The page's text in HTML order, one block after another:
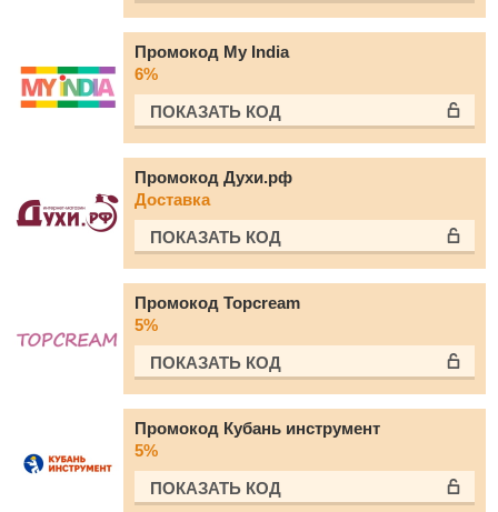
Промокод My India
6%
ПОКАЗАТЬ КОД
Промокод Духи.рф
Доставка
ПОКАЗАТЬ КОД
Промокод Topcream
5%
ПОКАЗАТЬ КОД
Промокод Кубань инструмент
5%
ПОКАЗАТЬ КОД